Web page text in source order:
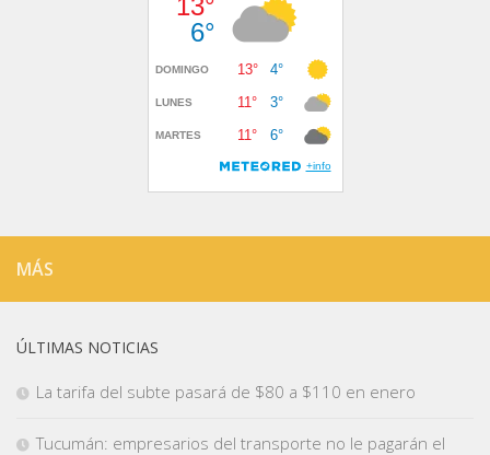
MÁS
ÚLTIMAS NOTICIAS
La tarifa del subte pasará de $80 a $110 en enero
Tucumán: empresarios del transporte no le pagarán el